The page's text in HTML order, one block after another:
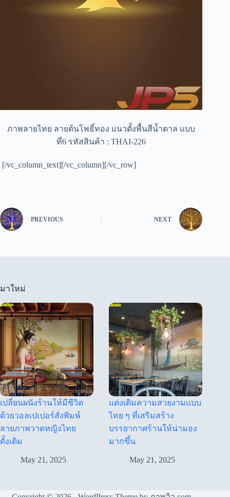
ภาพลายไทย ลายต้นโพธิ์ทอง แนวตั้งพื้นสีน้ำตาล แบบ
ที่6 รหัสสินค้า : THAI-226
[/vc_column_text][/vc_column][/vc_row]
PREVIOUS NEXT
มาใหม่
เปลี่ยนผนังร้านให้มีชีวิต
ด้วยวอลเปเปอร์สั่งพิมพ์
ลายภาพวาดหญิงไทย
ดั้งเดิม
May 21, 2025
แต่งเติมความสวยงามแบบ
ไทย ๆ ที่เสริมสร้าง
บรรยากาศร้านให้น่ามอง
มากขึ้น
May 21, 2025